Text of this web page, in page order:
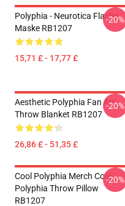
Polyphia - Neurotica Flache
Maske RB1207
15,71 £ - 17,77 £
-20%
Aesthetic Polyphia Fan Art
Throw Blanket RB1207
26,86 £ - 51,35 £
-20%
Cool Polyphia Merch Cool
Polyphia Throw Pillow
RB1207
-20%